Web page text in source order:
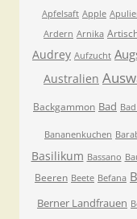
Apfelsaft Apple
Ardern Arnika
Audrey Aufzucht
Australien
Backgammon Bad
Bananenkuchen
Basilikum Bassano
Beeren Beete Befana
Berner Landfrauen